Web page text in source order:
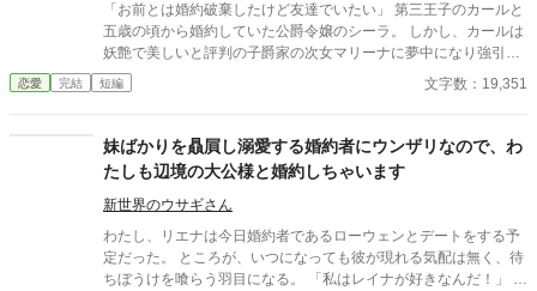
「お前とは婚約破棄したけど友達でいたい」 第三王子のカールと
五歳の頃から婚約していた公爵令嬢のシーラ。 しかし、カールは
妖艶で美しいと評判の子爵家の次女マリーナに夢中になり強引に
婚約破棄して、彼女を新たな婚約者にした。 カールとシーラは幼
いときより交流があるので気心の知れた関係でカールは彼女に何
ラを相談があると毎日のように訪ねる。
恋愛 完結 短編 文字数：19,351
妹ばかりを贔屓し溺愛する婚約者にウンザリなので、わ
たしも辺境の大公様と婚約しちゃいます
新世界のウサギさん
わたし、リエナは今日婚約者であるローウェンとデートをする予
定だった。 ところが、いつになっても彼が現れる気配は無く、待
ちぼうけを喰らう羽目になる。 「私はレイナが好きなんだ！」 そ